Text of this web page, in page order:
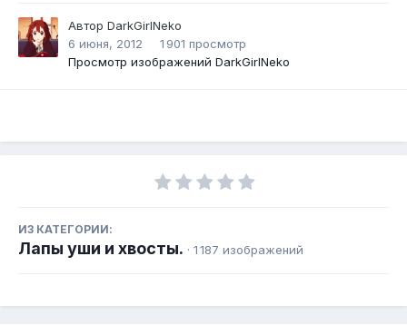
Автор DarkGirlNeko
6 июня, 2012
1 901 просмотр
Просмотр изображений DarkGirlNeko
ИЗ КАТЕГОРИИ:
Лапы уши и хвосты. · 1 187 изображений